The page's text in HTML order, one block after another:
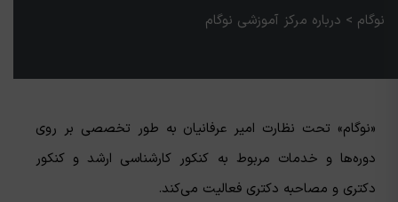
نوگام > درباره مرکز آموزشی نوگام
«نوگام» تحت نظارت امیر عرفانیان به طور تخصصی بر روی
دوره‌ها و خدمات مربوط به کنکور کارشناسی ارشد و کنکور
دکتری و مصاحبه دکتری فعالیت می‌کند.